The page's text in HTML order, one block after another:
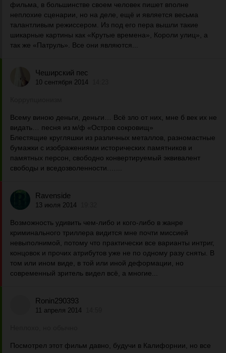
фильма, в большинстве своем человек пишет вполне
неплохие сценарии, но на деле, ещё и является весьма
талантливым режиссером. Из под его пера вышли такие
шикарные картины как «Крутые времена», Короли улиц», а
так же «Патруль». Все они являются...
Чеширский пес
10 сентября 2014
Всему виною деньги, деньги… Всё зло от них, мне б век их не
видать… песня из м/ф «Остров сокровищ»
Блестящие кругляшки из различных металлов, разномастные
бумажки с изображениями исторических памятников и
памятных персон, свободно конвертируемый эквивалент
свободы и вседозволенности.…...
Ravenside
13 июля 2014
Возможность удивить чем-либо и кого-либо в жанре
криминального триллера видится мне почти миссией
невыполнимой, потому что практически все варианты интриг,
концовок и прочих атрибутов уже не по одному разу сняты. В
том или ином виде, в той или иной деформации, но
современный зритель видел всё, а многие...
Ronin290393
11 апреля 2014
Посмотрел этот фильм давно, будучи в Калифорнии, но все